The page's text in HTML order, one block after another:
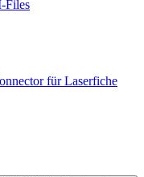
Files
für Laserfiche